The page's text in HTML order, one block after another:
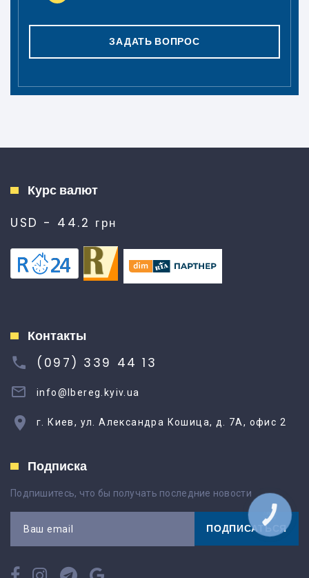
ЗАДАТЬ ВОПРОС
Курс валют
USD - 44.2 грн
Контакты
(097) 339 44 13
info@lbereg.kyiv.ua
г. Киев, ул. Александра Кошица, д. 7А, офис 2
Подписка
Подпишитесь, что бы получать последние новости
Ваш email ПОДПИСАТЬСЯ
КНОПКА
ЗВ'ЯЗКУ